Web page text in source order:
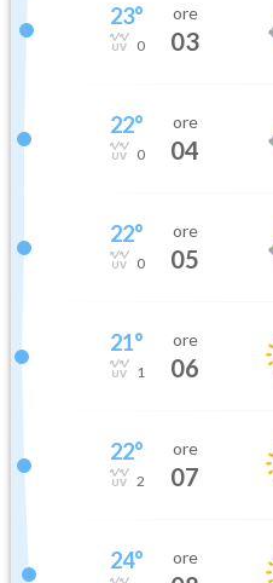
23°
0
ore
03
22°
0
ore
04
22°
0
ore
05
21°
1
ore
06
22°
2
ore
07
24° ore